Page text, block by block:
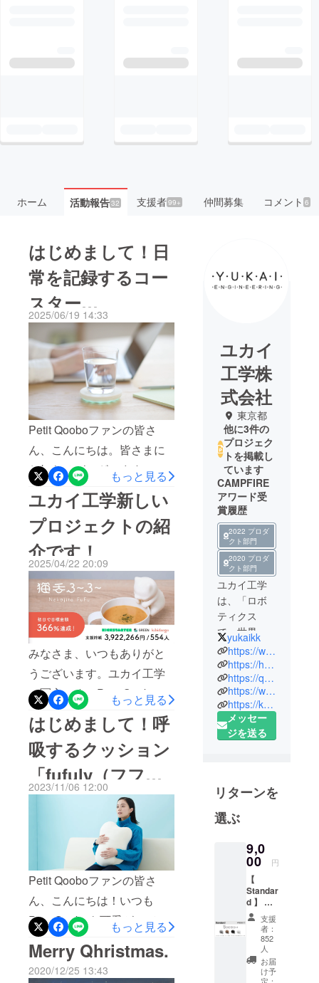
ホーム 活動報告32 支援者99+ 仲間募集 コメント6
はじめまして！日
常を記録するコー
スター
「mizlog（みずロ
グ）」です。
2025/06/19 14:33
Petit Qooboファンの皆さ
ん、こんにちは。皆さまに
お知らせがございます。こ
のたび、ユカイ工学は象印
マホービン様と一緒に、日
常を記録するコースター
「mizlog」を共同開発しま
した。 普段皆さんはお水を
どのくらい飲んでいます
か？健康や美容のために意
識している、という方もい
らっしゃるかもしれません
が、実は約3人に1人が水分
補給を忘れがちということ
がわかりました。（象印様
調べ）「mizlog」では、現
代人の生活において不足し
がちな「水分」と「休憩」
に着目し、「カラダに、水
休憩を。」をコンセプトに
開発しました。水分補給を
忘れた場合にコースターが
光ってやさしくお知らせす
ることで、日々の水分摂取
を自然にサポートします。
専用アプリとの連動により
毎日の水分補給量を自動で
記録できるほか、水を飲む
もっと見る
ユカイ工学新しい
プロジェクトの紹
介です！
2025/04/22 20:09
みなさま、いつもありがと
うございます。ユカイ工学
の冨永です。Petit Qooboを
可愛がっていただき本当に
ありがとうございます！さ
て、今回は、新しいプロ
ジェクトを企画いたしまし
たので、そのご紹介です。
その名も「猫舌ふーふー」
です。お子様のために熱い
食べものを冷ましてあげた
いご家族、また世界中の“猫
舌”の皆様の食卓で、「猫舌
ふーふー」がほんの少しの
余裕をもたらします。この
度はより多くの方にプロダ
クトをお届けできるよう
もっと見る
はじめまして！呼
吸するクッション
「fufuly（フフ
リー）」です。
2023/11/06 12:00
Petit Qooboファンの皆さ
ん、こんにちは！いつも
Petit Qooboを可愛がってく
ださっている皆さまに、お
知らせがございます。この
もっと見る
Merry Qhristmas.
2020/12/25 13:43
ユカイ
工学株
式会社
東京都
他に3件の
プロジェク
トを掲載し
ています
CAMPFIRE
アワード受
賞履歴
2022 プロダ
クト部門
2020 プロダ
クト部門
ユカイ工学
は、「ロボ
ティクス
で、世界を
ユカイ
に。」を掲
げ、様々な
製品を開
発・販売す
るロボティ
クスベン
品に、家族
をつなぐコ
ミュニケー
ボット
「BOCCO
emo」や
「BOCCO」
、しっぽの
ついたクッ
ション型セ
ラピーロ
yukaikk
https://www.ux-xu.com/
https://hamham.ux-xu.com/jp
https://qoobo.info/
https://www.bocco.me/
https://kurikit.ux-xu.com/
メッセー
ジを送る
リターンを
選ぶ
9,0
00 円
【
Standar
d 】 ・
Petit
Qoobo
× 1
Petit
Qoobo
を1匹お
支援
者：
852
人
お届
け予